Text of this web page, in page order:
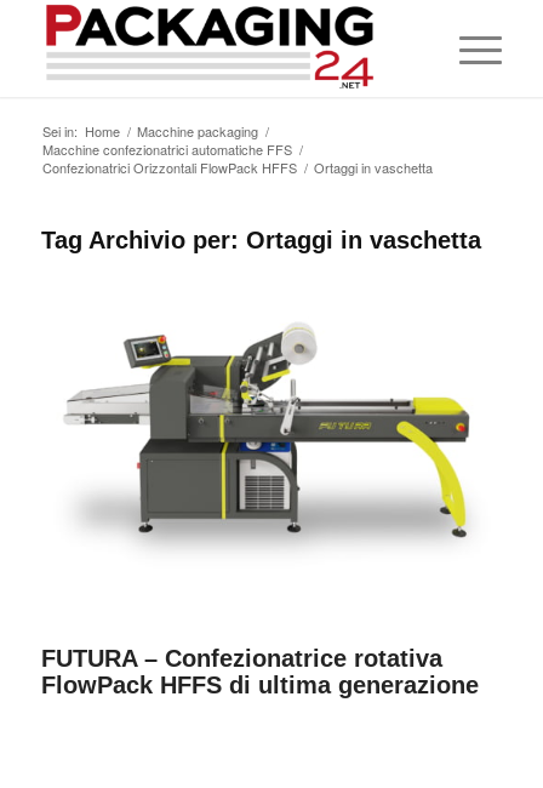
Sei in: Home / Macchine packaging /
Macchine confezionatrici automatiche FFS /
Confezionatrici Orizzontali FlowPack HFFS / Ortaggi in vaschetta
Tag Archivio per: Ortaggi in vaschetta
FUTURA – Confezionatrice rotativa
FlowPack HFFS di ultima generazione